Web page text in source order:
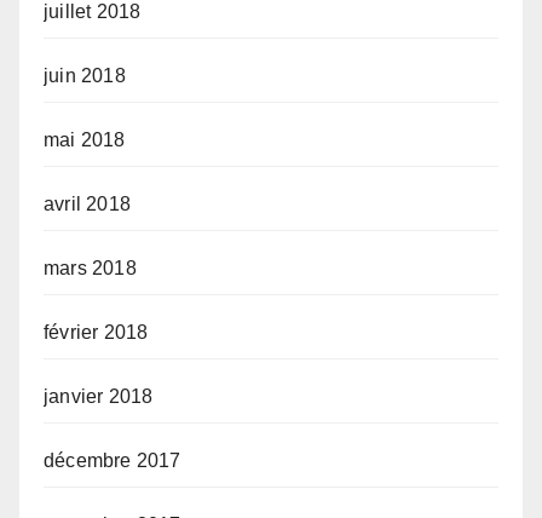
juillet 2018
juin 2018
mai 2018
avril 2018
mars 2018
février 2018
janvier 2018
décembre 2017